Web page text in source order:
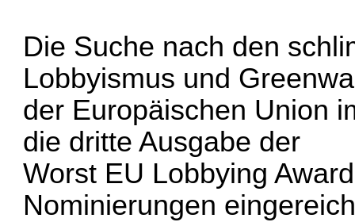
Die Suche nach den
Lobbyismus und
der Europäischen Union
die dritte Ausgabe der
Worst EU Lobbying
Nominierungen